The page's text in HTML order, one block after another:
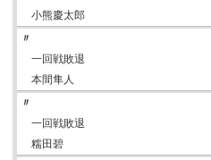
小熊慶太郎
〃
一回戦敗退
本間隼人
〃
一回戦敗退
糯田碧